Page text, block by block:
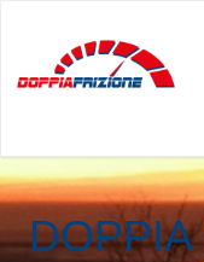
DOPPIA